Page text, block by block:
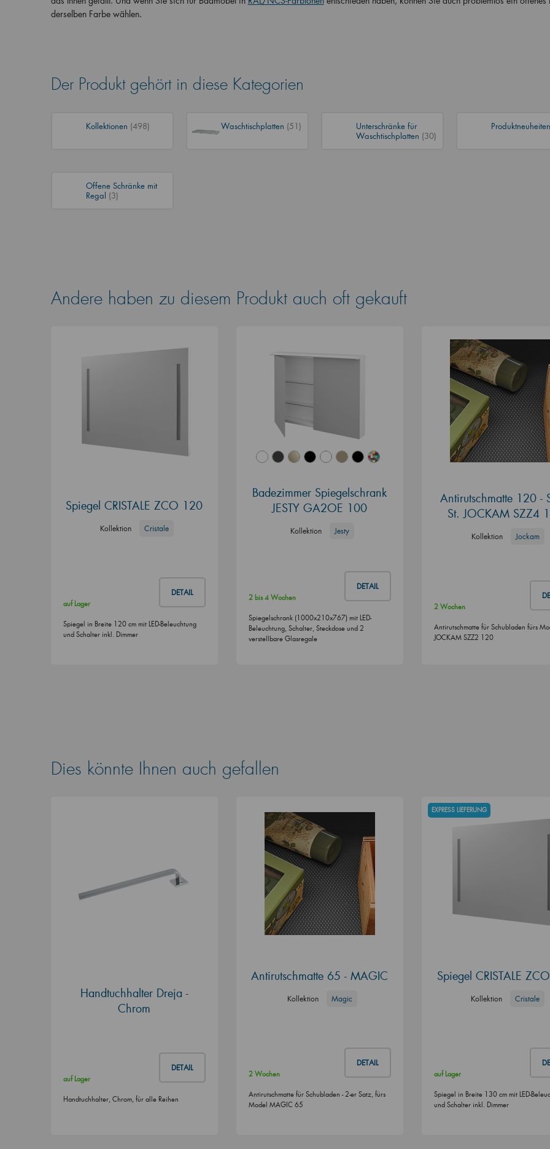
derselben Farbe wählen.
Der Produkt gehört in diese Kategorien
Kollektionen (498) Waschtischplatten (51)
Unterschränke für
Waschtischplatten (30)
Produktneuheiten
Offene Schränke mit
Regal (3)
Andere haben zu diesem Produkt auch oft gekauft
Spiegel CRISTALE ZCO 120
Kollektion Cristale
DETAIL
auf Lager
Spiegel in Breite 120 cm mit LED-Beleuchtung
und Schalter inkl. Dimmer
Badezimmer Spiegelschrank
JESTY GA2OE 100
Kollektion Jesty
DETAIL
2 bis 4 Wochen
Spiegelschrank (1000x210x767) mit LED-
Beleuchtung, Schalter, Steckdose und 2
verstellbare Glasregale
Antirutschmatte 120 -
St. JOCKAM SZZ4
Kollektion Jockam
2 Wochen
Antirutschmatte für Schubladen fürs
JOCKAM SZZ2 120
Dies könnte Ihnen auch gefallen
Handtuchhalter Dreja -
Chrom
DETAIL
auf Lager
Handtuchhalter, Chrom, für alle Reihen
Antirutschmatte 65 - MAGIC
Kollektion Magic
DETAIL
2 Wochen
Antirutschmatte für Schubladen - 2-er Satz, fürs
Model MAGIC 65
EXPRESS LIEFERUNG
Spiegel CRISTALE
Kollektion Cristale
auf Lager
Spiegel in Breite 130 cm mit LED-
und Schalter inkl. Dimmer